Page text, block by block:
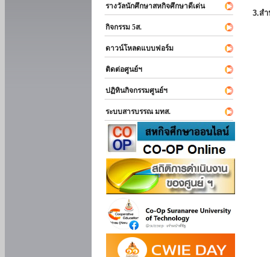
รางวัลนักศึกษาสหกิจศึกษาดีเด่น
กิจกรรม 5ส.
ดาวน์โหลดแบบฟอร์ม
ติดต่อศูนย์ฯ
ปฏิทินกิจกรรมศูนย์ฯ
ระบบสารบรรณ มทส.
3.ส